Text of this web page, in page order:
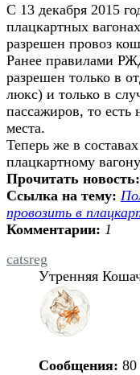
С 13 декабря 2015
плацкартных
разрешен провоз
Ранее правилами
разрешен только в
люкс) и только в
пассажиров, то
места.
Теперь же в
плацкартному
Прочитать новость:
Ссылка на тему:
провозить в
Комментарии: 1
catsreg
Утренняя
Сообщения: 80